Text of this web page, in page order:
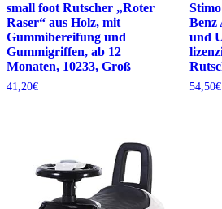
small foot Rutscher „Roter
Raser“ aus Holz, mit
Gummibereifung und
Gummigriffen, ab 12
Monaten, 10233, Groß
41,20€
Benz
und
54,50€